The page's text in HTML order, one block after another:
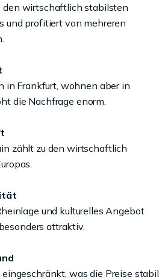
den wirtschaftlich stabilsten
und profitiert von mehreren
in Frankfurt, wohnen aber in
die Nachfrage enorm.
zählt zu den wirtschaftlich
und kulturelles Angebot
attraktiv.
was die Preise stabil